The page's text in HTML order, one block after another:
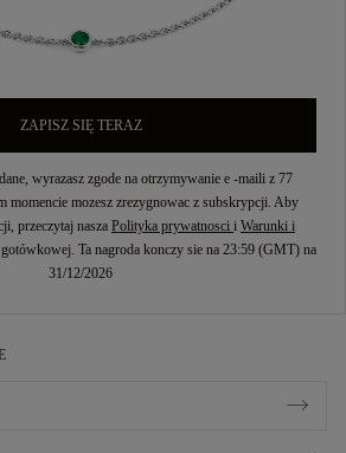
ZAPISZ SIĘ TERAZ
wyrazasz zgode na otrzymywanie e -maili z 77
momencie mozesz zrezygnowac z subskrypcji. Aby
przeczytaj nasza Polityka prywatnosci i Warunki i
Ta nagroda konczy sie na 23:59 (GMT) na
31/12/2026